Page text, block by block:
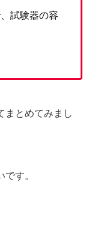
試験器の容
まとめてみまし
す。